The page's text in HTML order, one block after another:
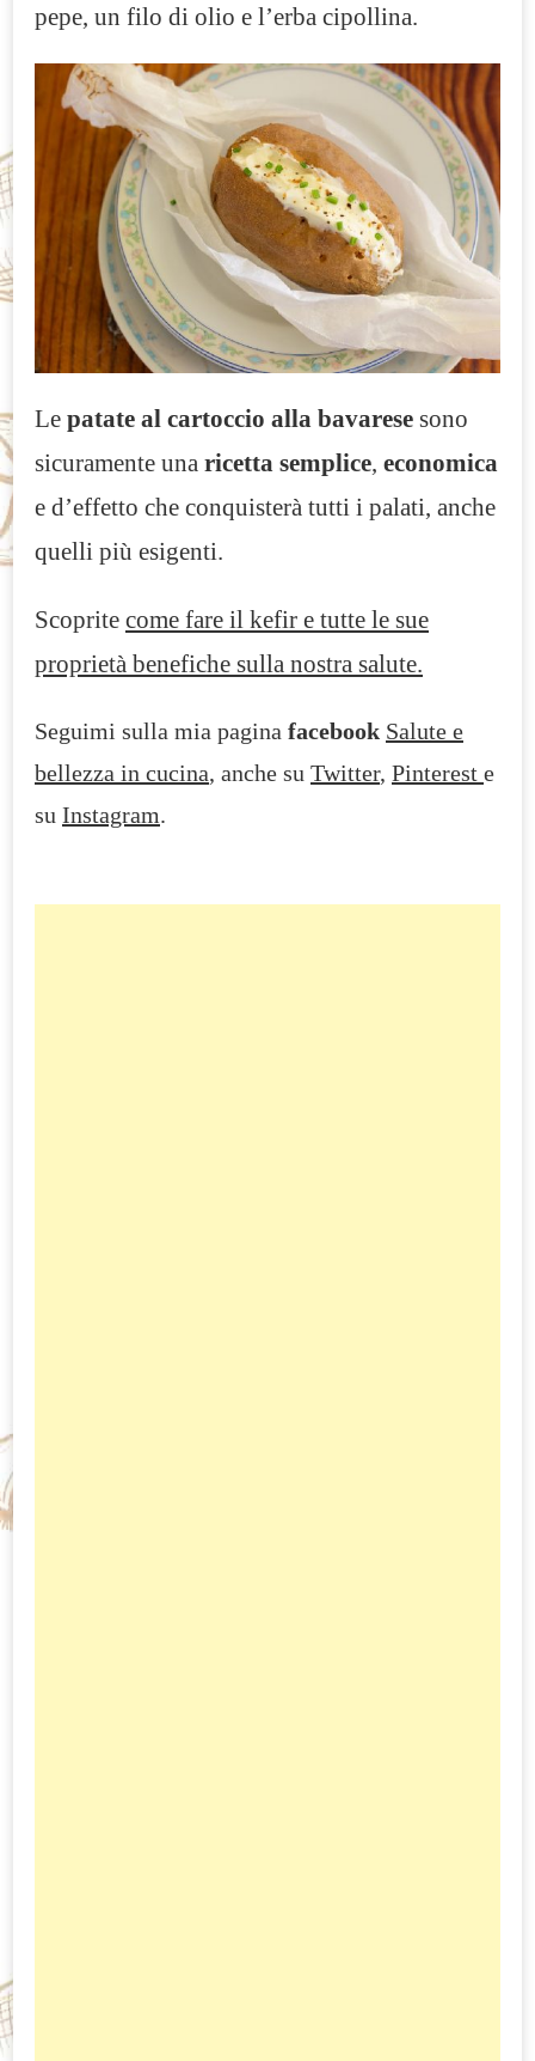
pepe, un filo di olio e l’erba cipollina.
Le patate al cartoccio alla bavarese sono
sicuramente una ricetta semplice, economica
e d’effetto che conquisterà tutti i palati, anche
quelli più esigenti.
Scoprite come fare il kefir e tutte le sue
proprietà benefiche sulla nostra salute.
Seguimi sulla mia pagina facebook Salute e
bellezza in cucina, anche su Twitter, Pinterest e
su Instagram.